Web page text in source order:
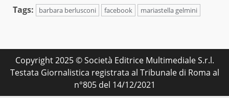
Tags: barbara berlusconi facebook mariastella gelmini
Copyright 2025 © Società Editrice Multimediale S.r.l.
Testata Giornalistica registrata al Tribunale di Roma al
n°805 del 14/12/2021